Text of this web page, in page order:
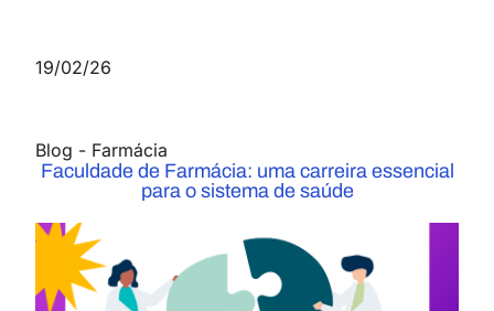
19/02/26
Blog - Farmácia
Faculdade de Farmácia: uma carreira essencial
para o sistema de saúde